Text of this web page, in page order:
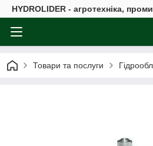
HYDROLIDER - агротехніка,
Товари та послуги